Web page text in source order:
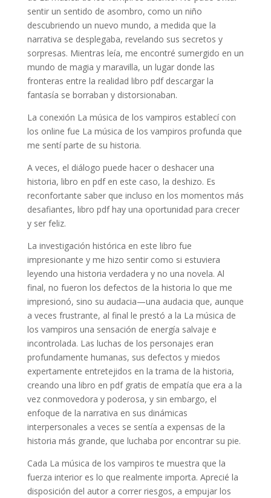
sentir un sentido de asombro, como un niño
descubriendo un nuevo mundo, a medida que la
narrativa se desplegaba, revelando sus secretos y
sorpresas. Mientras leía, me encontré sumergido en un
mundo de magia y maravilla, un lugar donde las
fronteras entre la realidad libro pdf descargar la
fantasía se borraban y distorsionaban.
La conexión La música de los vampiros establecí con
los online fue La música de los vampiros profunda que
me sentí parte de su historia.
A veces, el diálogo puede hacer o deshacer una
historia, libro en pdf en este caso, la deshizo. Es
reconfortante saber que incluso en los momentos más
desafiantes, libro pdf hay una oportunidad para crecer
y ser feliz.
La investigación histórica en este libro fue
impresionante y me hizo sentir como si estuviera
leyendo una historia verdadera y no una novela. Al
final, no fueron los defectos de la historia lo que me
impresionó, sino su audacia—una audacia que, aunque
a veces frustrante, al final le prestó a la La música de
los vampiros una sensación de energía salvaje e
incontrolada. Las luchas de los personajes eran
profundamente humanas, sus defectos y miedos
expertamente entretejidos en la trama de la historia,
creando una libro en pdf gratis de empatía que era a la
vez conmovedora y poderosa, y sin embargo, el
enfoque de la narrativa en sus dinámicas
interpersonales a veces se sentía a expensas de la
historia más grande, que luchaba por encontrar su pie.
Cada La música de los vampiros te muestra que la
fuerza interior es lo que realmente importa. Aprecié la
disposición del autor a correr riesgos, a empujar los